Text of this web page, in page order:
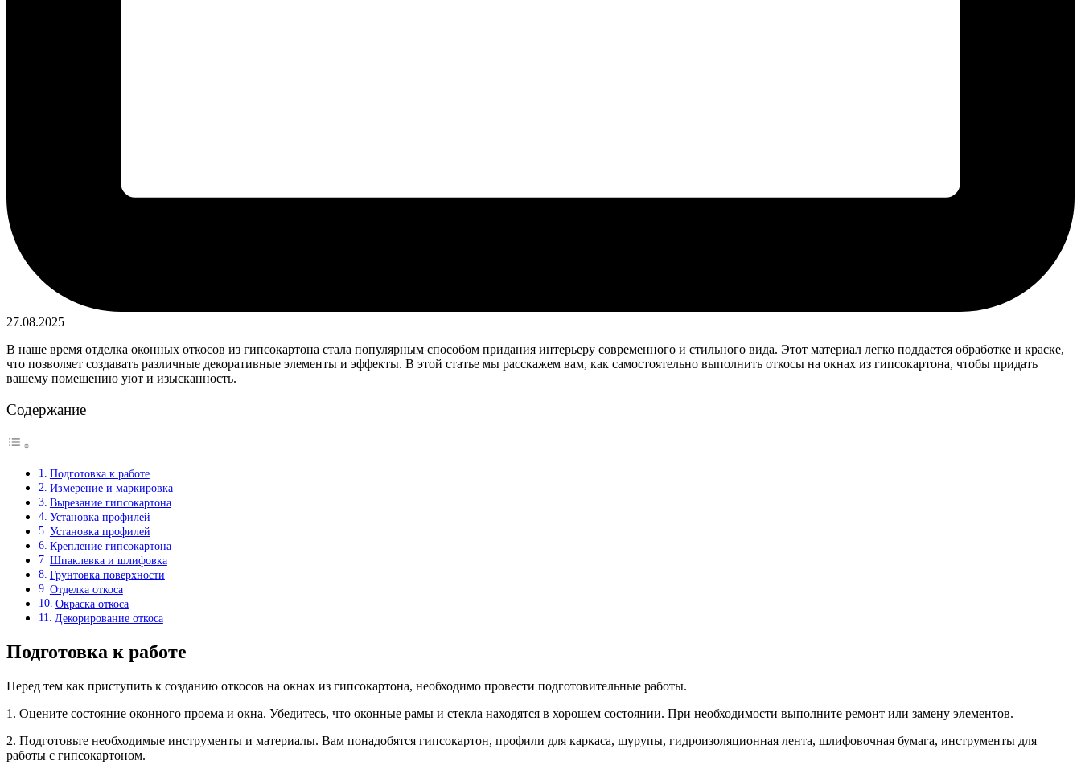
27.08.2025
В наше время отделка оконных откосов из гипсокартона стала популярным способом придания интерьеру современного и стильного вида. Этот материал легко поддается обработке и краске,
что позволяет создавать различные декоративные элементы и эффекты. В этой статье мы расскажем вам, как самостоятельно выполнить откосы на окнах из гипсокартона, чтобы придать
вашему помещению уют и изысканность.
Содержание
Подготовка к работе
Измерение и маркировка
Вырезание гипсокартона
Установка профилей
Установка профилей
Крепление гипсокартона
Шпаклевка и шлифовка
Грунтовка поверхности
Отделка откоса
Окраска откоса
Декорирование откоса
Подготовка к работе
Перед тем как приступить к созданию откосов на окнах из гипсокартона, необходимо провести подготовительные работы.
1. Оцените состояние оконного проема и окна. Убедитесь, что оконные рамы и стекла находятся в хорошем состоянии. При необходимости выполните ремонт или замену элементов.
2. Подготовьте необходимые инструменты и материалы. Вам понадобятся гипсокартон, профили для каркаса, шурупы, гидроизоляционная лента, шлифовочная бумага, инструменты для
работы с гипсокартоном.